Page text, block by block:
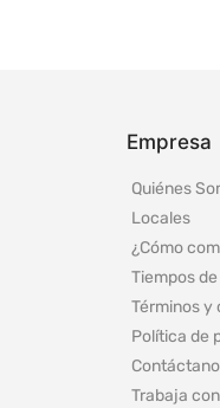
Empresa
Quiénes
Locales
¿Cómo
Tiempos
Términos y
Política de
Trabaja